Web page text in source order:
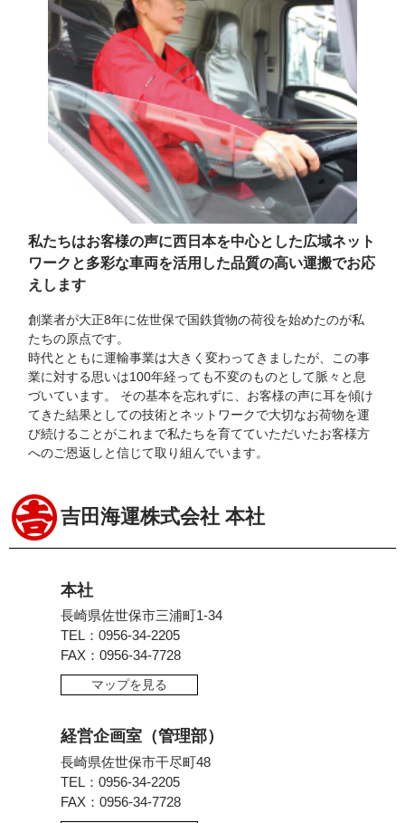
私たちはお客様の声に西日本を中心とした広域ネット
ワークと多彩な車両を活用した品質の高い運搬でお応
えします
創業者が大正8年に佐世保で国鉄貨物の荷役を始めたのが私
たちの原点です。
時代とともに運輸事業は大きく変わってきましたが、この事
業に対する思いは100年経っても不変のものとして脈々と息
づいています。 その基本を忘れずに、お客様の声に耳を傾け
てきた結果としての技術とネットワークで大切なお荷物を運
び続けることがこれまで私たちを育てていただいたお客様方
へのご恩返しと信じて取り組んでいます。
吉田海運株式会社 本社
本社
長崎県佐世保市三浦町1-34
TEL：0956-34-2205
FAX：0956-34-7728
マップを見る
経営企画室（管理部）
長崎県佐世保市干尽町48
TEL：0956-34-2205
FAX：0956-34-7728